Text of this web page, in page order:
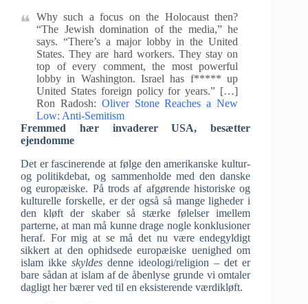
Why such a focus on the Holocaust then?
“The Jewish domination of the media,” he
says. “There’s a major lobby in the United
States. They are hard workers. They stay on
top of every comment, the most powerful
lobby in Washington. Israel has f***** up
United States foreign policy for years.” […]
Ron Radosh: Oliver Stone Reaches a New
Low: Anti-Semitism
Fremmed hær invaderer USA, besætter
ejendomme
Det er fascinerende at følge den amerikanske kultur-
og politikdebat, og sammenholde med den danske
og europæiske. På trods af afgørende historiske og
kulturelle forskelle, er der også så mange ligheder i
den kløft der skaber så stærke følelser imellem
parterne, at man må kunne drage nogle konklusioner
heraf. For mig at se må det nu være endegyldigt
sikkert at den ophidsede europæiske uenighed om
islam ikkeskyldes denne ideologi/religion – det er
bare sådan at islam af de åbenlyse grunde vi omtaler
dagligt her bærer ved til en eksisterende værdikløft.